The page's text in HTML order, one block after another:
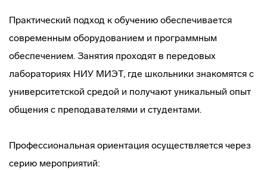
Практический подход к обучению обеспечивается
современным оборудованием и программным
обеспечением. Занятия проходят в передовых
лабораториях НИУ МИЭТ, где школьники знакомятся с
университетской средой и получают уникальный опыт
общения с преподавателями и студентами.
Профессиональная ориентация осуществляется через
серию мероприятий: